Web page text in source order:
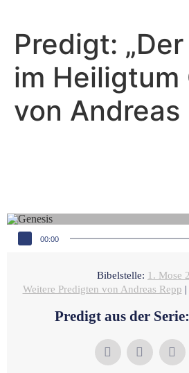
Predigt:
im Heiligtum
von Andreas
Audio-Player
00:00
Bibelstelle: 1. Mose
Weitere Predigten von Andreas Repp |
Predigt aus der